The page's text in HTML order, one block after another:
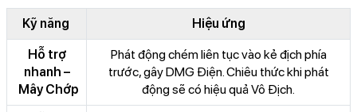
Kỹ năng Hiệu ứng
Hỗ trợ
nhanh –
Mây Chớp
Phát động chém liên tục vào kẻ địch phía
trước, gây DMG Điện. Chiêu thức khi phát
động sẽ có hiệu quả Vô Địch.